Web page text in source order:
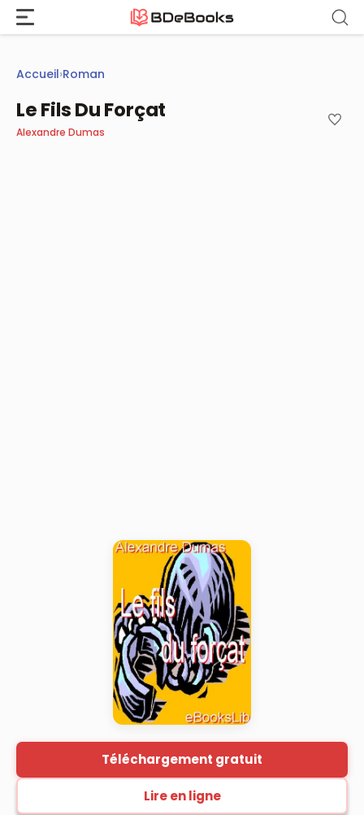
Aller
contenu
Accueil›Roman
Le Fils Du Forçat
Alexandre Dumas
Téléchargement gratuit
Lire en ligne